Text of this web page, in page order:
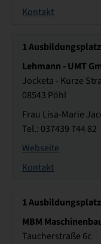
Kontakt
1Ausbildungsplatz
Lehmann - UMT
Jocketa - Kurze
08543 Pöhl
Frau Lisa-Marie
Tel.: 037439 744 82
Webseite
Kontakt
1Ausbildungsplatz
MBM
Taucherstraße 6c